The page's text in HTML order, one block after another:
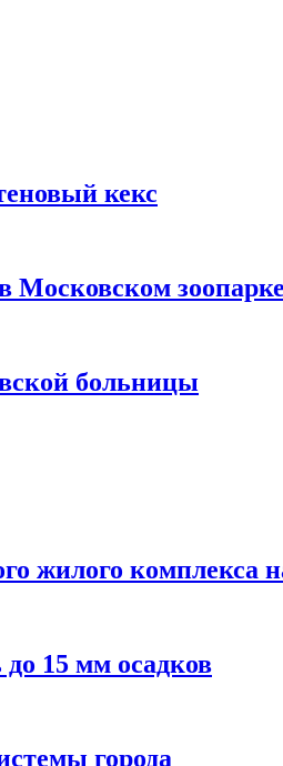
кекс
Московском зоопарке
больницы
жилого комплекса
15 мм осадков
города